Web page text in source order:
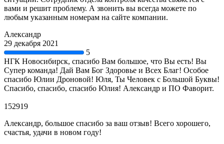
вами и решит проблему. А звонить вы всегда можете по
любым указанным номерам на сайте компании.
Александр
29 декабря 2021
5
НГК Новосибирск, спасибо Вам большое, что Вы есть! Вы
Супер команда! Дай Вам Бог Здоровье и Всех Благ! Особое
спасибо Юлии Дроновой! Юля, Ты Человек с Большой Буквы!
Спасибо, спасибо, спасибо Юлия! Александр и ПО Фаворит.
152919
Александр, большое спасибо за ваш отзыв! Всего хорошего,
счастья, удачи в новом году!